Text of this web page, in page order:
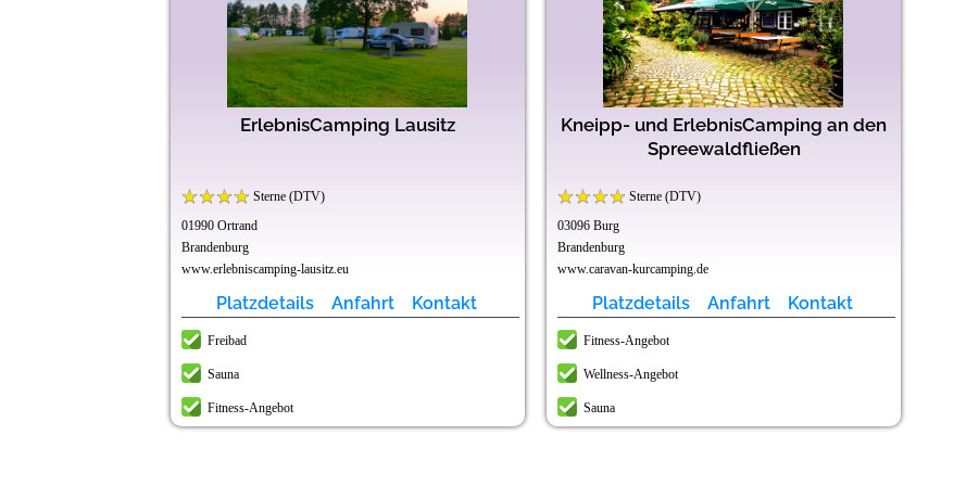
ErlebnisCamping Lausitz
Sterne (DTV)
01990 Ortrand
Brandenburg
www.erlebniscamping-lausitz.eu
Platzdetails Anfahrt Kontakt
Freibad
Sauna
Fitness-Angebot
Kneipp- und ErlebnisCamping an den
Spreewaldfließen
Sterne (DTV)
03096 Burg
Brandenburg
www.caravan-kurcamping.de
Platzdetails Anfahrt Kontakt
Fitness-Angebot
Wellness-Angebot
Sauna